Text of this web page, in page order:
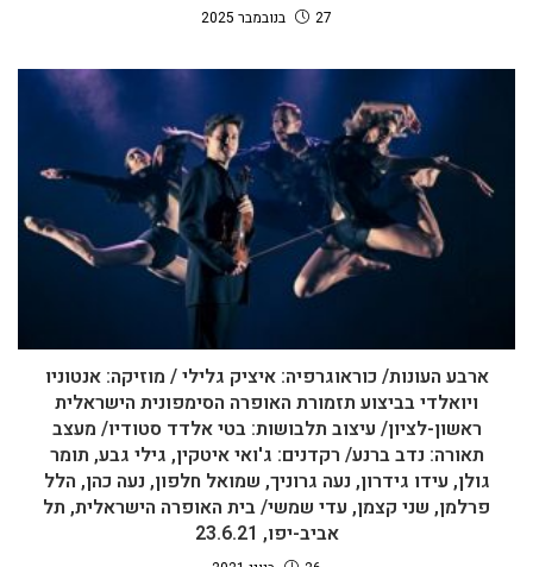
27 בנובמבר 2025
ארבע העונות/ כוראוגרפיה: איציק גלילי / מוזיקה: אנטוניו
ויואלדי בביצוע תזמורת האופרה הסימפונית הישראלית
ראשון-לציון/ עיצוב תלבושות: בטי אלדד סטודיו/ מעצב
תאורה: נדב ברנע/ רקדנים: ג'ואי איטקין, גילי גבע, תומר
גולן, עידו גידרון, נעה גרוניך, שמואל חלפון, נעה כהן, הלל
פרלמן, שני קצמן, עדי שמשי/ בית האופרה הישראלית, תל
אביב-יפו, 23.6.21